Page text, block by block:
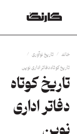
خانه / تاریخ نوآوری /
تاریخ کوتاه دفاتر اداری نوین
تاریخ کوتاه
دفاتر اداری